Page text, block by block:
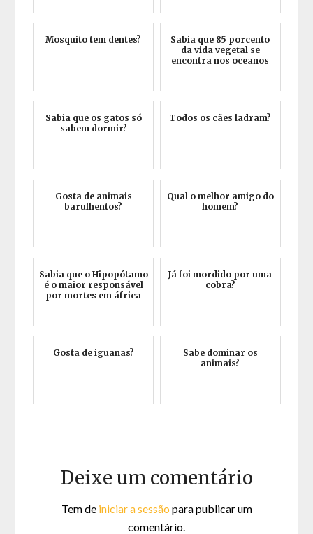
Mosquito tem dentes?
Sabia que 85 porcento
da vida vegetal se
encontra nos oceanos
Sabia que os gatos só
sabem dormir?
Todos os cães ladram?
Gosta de animais
barulhentos?
Qual o melhor amigo do
homem?
Sabia que o Hipopótamo
é o maior responsável
por mortes em áfrica
Já foi mordido por uma
cobra?
Gosta de iguanas?
Sabe dominar os
animais?
Deixe um comentário
Tem de iniciar a sessão para publicar um
comentário.